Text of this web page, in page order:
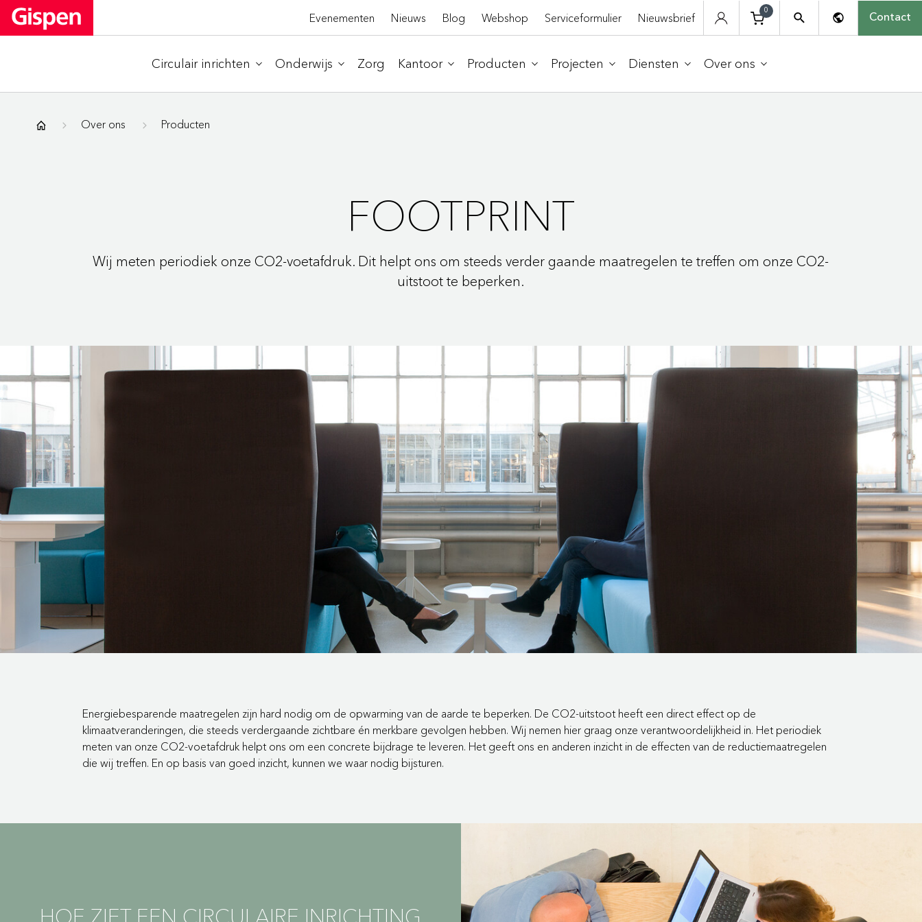
Evenementen Nieuws Blog Webshop Serviceformulier Nieuwsbrief
0
Contact
Circulair inrichten Onderwijs Zorg Kantoor Producten Projecten Diensten Over ons
Gispen Over ons Producten
FOOTPRINT
Wij meten periodiek onze CO2-voetafdruk. Dit helpt ons om steeds verder gaande maatregelen te treffen om onze CO2-
uitstoot te beperken.
Energiebesparende maatregelen zijn hard nodig om de opwarming van de aarde te beperken. De CO2-uitstoot heeft een direct effect op de
klimaatveranderingen, die steeds verdergaande zichtbare én merkbare gevolgen hebben. Wij nemen hier graag onze verantwoordelijkheid in. Het periodiek
meten van onze CO2-voetafdruk helpt ons om een concrete bijdrage te leveren. Het geeft ons en anderen inzicht in de effecten van de reductiemaatregelen
die wij treffen. En op basis van goed inzicht, kunnen we waar nodig bijsturen.
HOE ZIET EEN CIRCULAIRE INRICHTING